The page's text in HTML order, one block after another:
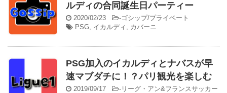
ルディの合同誕生日パーティー
2020/02/23 -ゴシップ/プライベート
PSG, イカルディ , カバーニ
PSG加入のイカルディとナバスが早
速マブダチに！？パリ観光を楽しむ
2019/09/17 - リーグ・アン&フランスサッカー